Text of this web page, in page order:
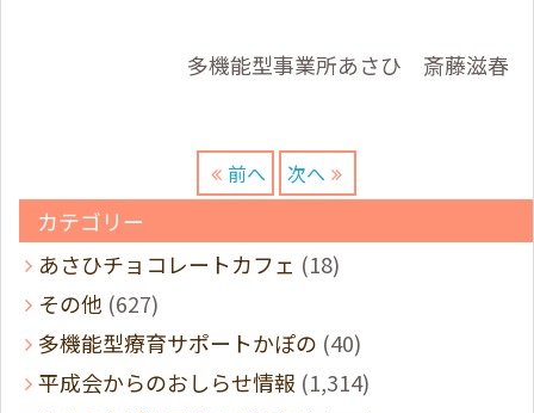
多機能型事業所あさひ 斎藤滋春
前へ 次へ
カテゴリー
あさひチョコレートカフェ (18)
その他 (627)
多機能型療育サポートかぽの (40)
平成会からのおしらせ情報 (1,314)